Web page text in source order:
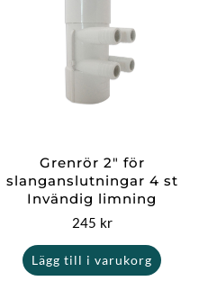
Grenrör 2″ för
slanganslutningar 4 st
Invändig limning
245 kr
Lägg till i varukorg